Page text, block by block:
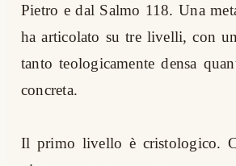
Pietro e dal Salmo 118. Una
ha articolato su tre livelli, con
tanto teologicamente densa
concreta.
Il primo livello è cristologico.